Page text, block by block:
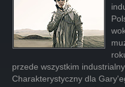
przede wszystkim
Charakterystyczny dla